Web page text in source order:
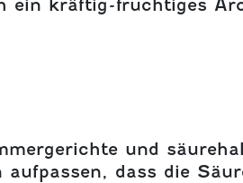
ein kräftig-fruchtiges
und
dass die